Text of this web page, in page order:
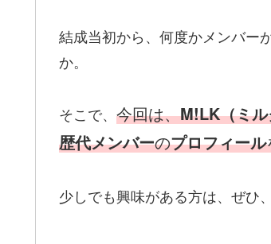
結成当初から、何度かメンバー
か。
そこで、 今回は、M!LK（ミ
歴代メンバーのプロフィール
少しでも興味がある方は、ぜひ